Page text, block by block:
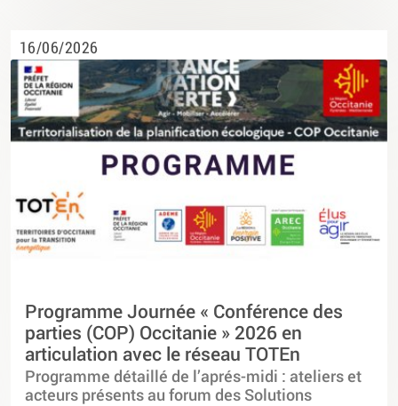
16/06/2026
Programme Journée « Conférence des
parties (COP) Occitanie » 2026 en
articulation avec le réseau TOTEn
Programme détaillé de l’aprés-midi : ateliers et
acteurs présents au forum des Solutions